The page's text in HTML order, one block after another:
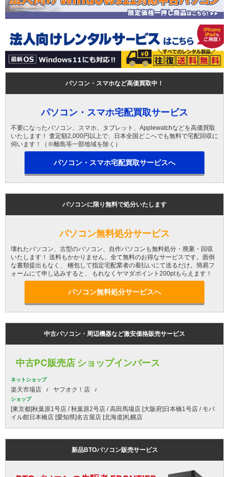
パソコン・スマホなど高価買取中！
パソコン・スマホ宅配買取サービス
不要になったパソコン、スマホ、タブレット、Applewatchなどを高価買取
いたします！ 査定額2,000円以上で、日本全国どこへでも無料で宅配回収に
伺います！（※離島等一部地域を除く）
パソコン・スマホ宅配買取サービスへ
パソコンに限り無料で処分いたします
パソコン無料処分サービス
壊れたパソコン、古型のパソコン、自作パソコンも無料処分・廃棄・回収
いたします！ 送料もかかりません、全て無料のお得なサービスです。面倒
な書類提出もなく、 梱包して指定宅配業者の着払いにて送るだけ。簡易フ
ォームにて申し込みすると、 もれなくヤマダポイント200ptもらえます！
パソコン無料処分サービスへ
中古パソコン・周辺機器など激安価格販売サービス
中古PC販売店 ショップインバース
ネットショップ
楽天市場店 ヤフオク！店
ショップ
[東京都]秋葉原1号店 / 秋葉原2号店 / 高田馬場店 [大阪府]日本橋1号店 / モバ
イル館日本橋店 [愛知県]名古屋店 [北海道]札幌店
新品BTOパソコン販売サービス